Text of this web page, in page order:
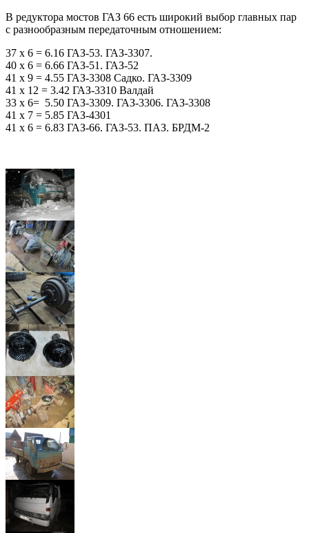
В редуктора мостов ГАЗ 66 есть широкий выбор главных пар
с разнообразным передаточным отношением:
37 х 6 = 6.16 ГАЗ-53. ГАЗ-3307.
40 х 6 = 6.66 ГАЗ-51. ГАЗ-52
41 х 9 = 4.55 ГАЗ-3308 Садко. ГАЗ-3309
41 х 12 = 3.42 ГАЗ-3310 Валдай
33 х 6= 5.50 ГАЗ-3309. ГАЗ-3306. ГАЗ-3308
41 х 7 = 5.85 ГАЗ-4301
41 х 6 = 6.83 ГАЗ-66. ГАЗ-53. ПАЗ. БРДМ-2